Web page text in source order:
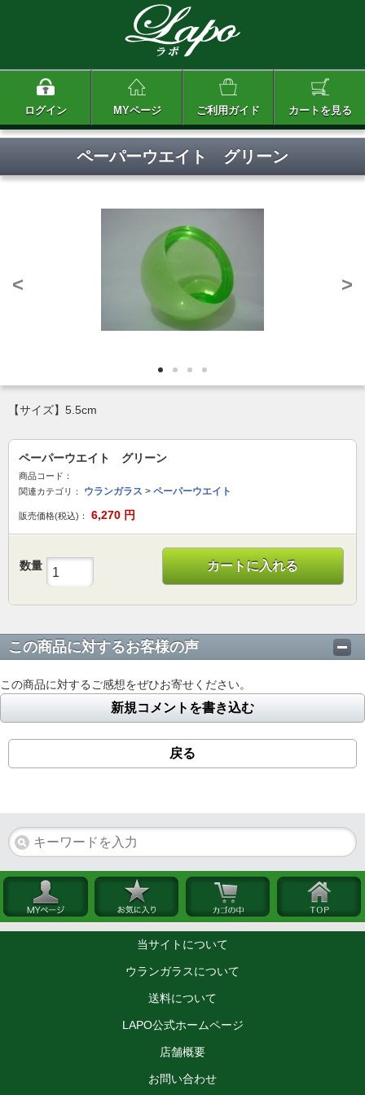
ログイン MYページ ご利用ガイド カートを見る
ペーパーウエイト グリーン
< >
【サイズ】5.5cm
ペーパーウエイト グリーン
商品コード：
関連カテゴリ：
ウランガラス > ペーパーウエイト
販売価格(税込)： 6,270 円
数量 カートに入れる
この商品に対するお客様の声
この商品に対するご感想をぜひお寄せください。
新規コメントを書き込む
戻る
当サイトについて
ウランガラスについて
送料について
LAPO公式ホームページ
店舗概要
お問い合わせ